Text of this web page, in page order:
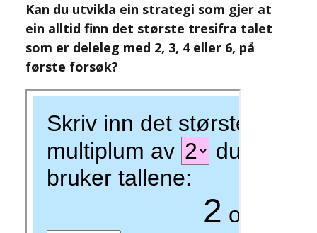
Kan du utvikla ein strategi som gjer at
ein alltid finn det største tresifra talet
som er deleleg med 2, 3, 4 eller 6, på
første forsøk?